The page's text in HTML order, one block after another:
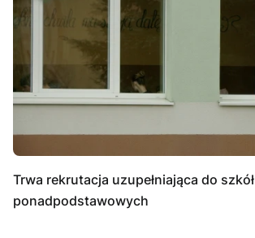
Trwa rekrutacja uzupełniająca do szkół
ponadpodstawowych